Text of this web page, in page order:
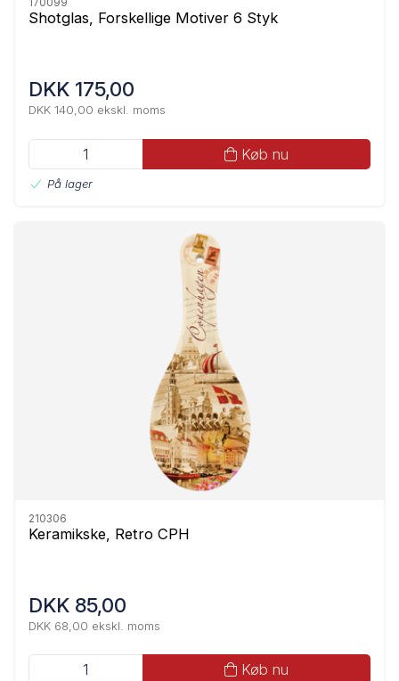
170099
Shotglas, Forskellige Motiver 6 Styk
DKK 175,00
DKK 140,00 ekskl. moms
Køb nu
På lager
210306
Keramikske, Retro CPH
DKK 85,00
DKK 68,00 ekskl. moms
Køb nu